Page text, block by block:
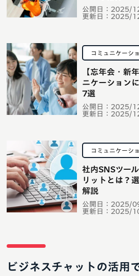
公開日： 2025/
更新日： 2025/
コミュニケーシ
公開日： 2025/
更新日： 2025/
【忘年会・新
ニケーション
7選
コミュニケーシ
公開日： 2025/
更新日： 2025/
社内SNSツー
リットとは？
解説
ビジネスチャットの活用